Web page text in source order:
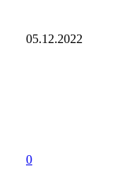
05.12.2022
0